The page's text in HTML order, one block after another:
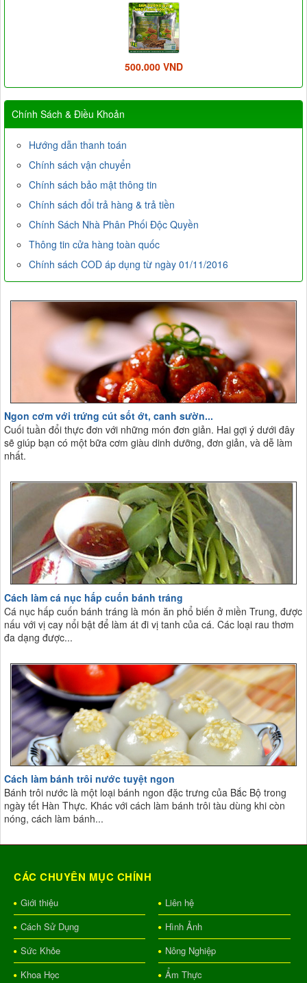
500.000 VND
Chính Sách & Điều Khoản
Hướng dẫn thanh toán
Chính sách vận chuyển
Chính sách bảo mật thông tin
Chính sách đổi trả hàng & trả tiền
Chính Sách Nhà Phân Phối Độc Quyền
Thông tin cửa hàng toàn quốc
Chính sách COD áp dụng từ ngày 01/11/2016
Ngon cơm với trứng cút sốt ớt, canh sườn...
Cuối tuần đổi thực đơn với những món đơn giản. Hai gợi ý dưới đây
sẽ giúp bạn có một bữa cơm giàu dinh dưỡng, đơn giản, và dễ làm
nhất.
Cách làm cá nục hấp cuốn bánh tráng
Cá nục hấp cuốn bánh tráng là món ăn phổ biến ở miền Trung, được
nấu với vị cay nổi bật để làm át đi vị tanh của cá. Các loại rau thơm
đa dạng được...
Cách làm bánh trôi nước tuyệt ngon
Bánh trôi nước là một loại bánh ngon đặc trưng của Bắc Bộ trong
ngày tết Hàn Thực. Khác với cách làm bánh trôi tàu dùng khi còn
nóng, cách làm bánh...
CÁC CHUYÊN MỤC CHÍNH
Giới thiệu
Liên hệ
Cách Sử Dụng
Hình Ảnh
Sức Khỏe
Nông Nghiệp
Khoa Học
Ẩm Thực